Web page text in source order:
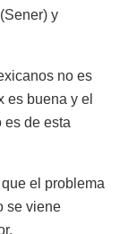
y
no es
es buena y el
es de esta
el problema
se viene